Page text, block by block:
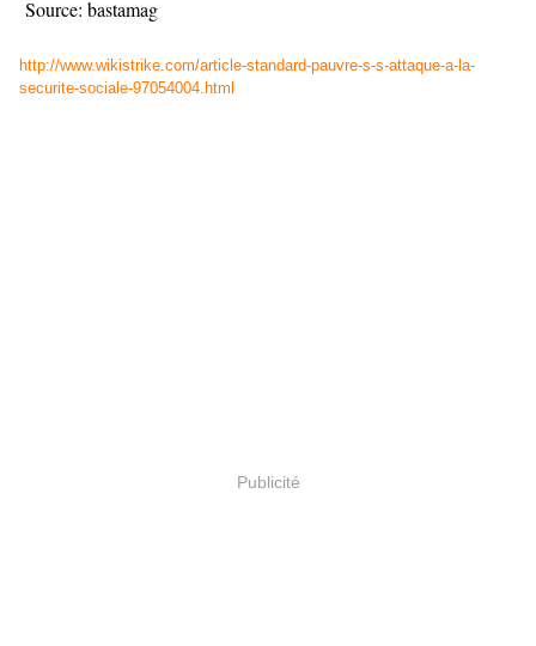
Source: bastamag
http://www.wikistrike.com/article-standard-pauvre-s-s-attaque-a-la-
securite-sociale-97054004.html
Publicité